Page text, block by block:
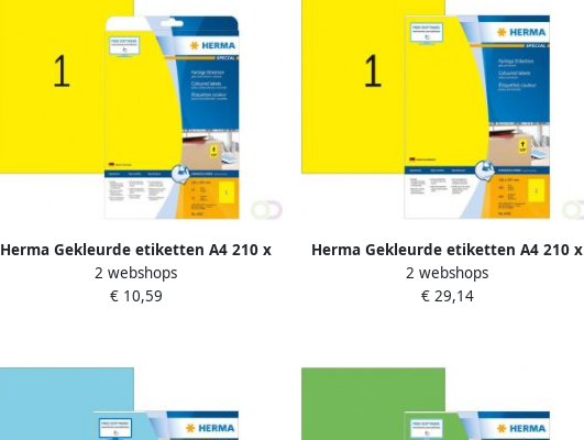
Herma Gekleurde etiketten A4 210 x
297 mm geel verwijderbaar
2 webshops
€ 10,59
Herma Gekleurde etiketten A4 210 x
297 mm geel permanent hechtend
2 webshops
€ 29,14